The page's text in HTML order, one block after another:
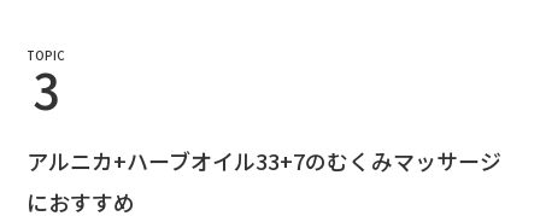
TOPIC
3
アルニカ+ハーブオイル33+7のむくみマッサージ
におすすめ